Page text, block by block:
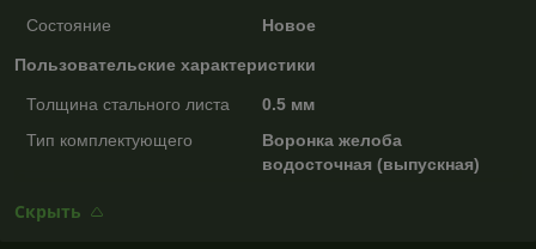
Состояние
Новое
Пользовательские характеристики
Толщина стального листа
0.5 мм
Тип комплектующего
Воронка желоба
водосточная (выпускная)
Скрыть